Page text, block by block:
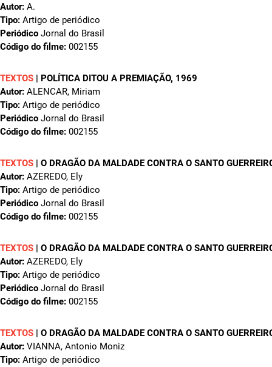
Autor: A.
Tipo: Artigo de periódico
Periódico Jornal do Brasil
Código do filme: 002155
TEXTOS | POLÍTICA DITOU A PREMIAÇÃO, 1969
Autor: ALENCAR, Miriam
Tipo: Artigo de periódico
Periódico Jornal do Brasil
Código do filme: 002155
TEXTOS | O DRAGÃO DA MALDADE CONTRA O SANTO
Autor: AZEREDO, Ely
Tipo: Artigo de periódico
Periódico Jornal do Brasil
Código do filme: 002155
TEXTOS | O DRAGÃO DA MALDADE CONTRA O SANTO
Autor: AZEREDO, Ely
Tipo: Artigo de periódico
Periódico Jornal do Brasil
Código do filme: 002155
TEXTOS | O DRAGÃO DA MALDADE CONTRA O SANTO
Autor: VIANNA, Antonio Moniz
Tipo: Artigo de periódico